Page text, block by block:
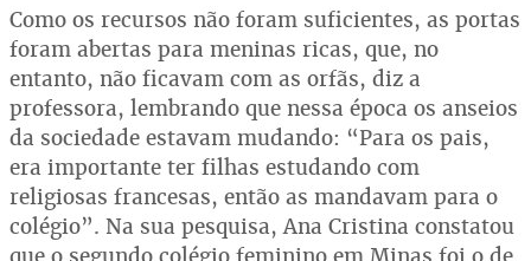
Como os recursos não foram suficientes, as portas
foram abertas para meninas ricas, que, no
entanto, não ficavam com as orfãs, diz a
professora, lembrando que nessa época os anseios
da sociedade estavam mudando: “Para os pais,
era importante ter filhas estudando com
religiosas francesas, então as mandavam para o
colégio”. Na sua pesquisa, Ana Cristina constatou